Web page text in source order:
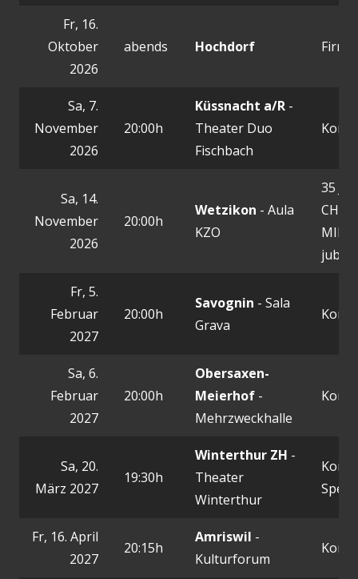
Fr, 16.
Oktober
2026
abends Hochdorf
Sa, 7.
November
2026
20:00h
Küssnacht a/R -
Theater Duo
Fischbach
Sa, 14.
November
2026
20:00h
Wetzikon - Aula
KZO
35
Fr, 5.
Februar
2027
20:00h
Savognin - Sala
Grava
Sa, 6.
Februar
2027
20:00h
Obersaxen-
Meierhof -
Mehrzweckhalle
Sa, 20.
März 2027
19:30h
Winterthur ZH -
Theater
Winterthur
Fr, 16. April
2027
20:15h
Amriswil -
Kulturforum